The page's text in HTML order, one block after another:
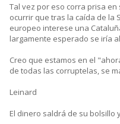
Tal vez por eso corra prisa
ocurrir que tras la caída de la
europeo interese una
largamente esperado se iría
Creo que estamos en el
de todas las corruptelas, se
Leinard
El dinero saldrá de su bolsillo